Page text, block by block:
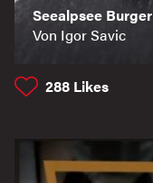
Seealpsee Burger
Von Igor Savic
288 Likes